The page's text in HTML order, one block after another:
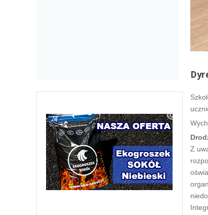
Z